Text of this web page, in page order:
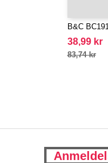
B&C
38,99 kr
83,74 kr